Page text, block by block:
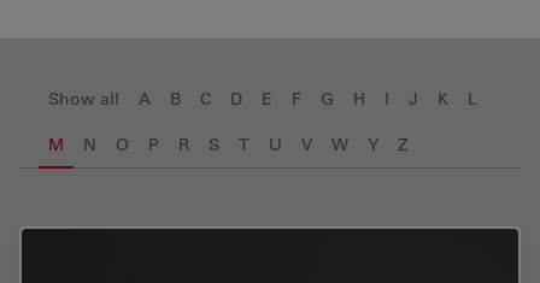
Show all A B C D E F G H I J K L
M N O P R S T U V W Y Z